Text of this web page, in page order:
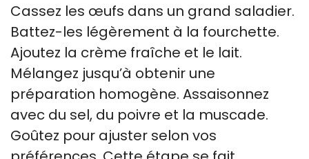
Cassez les œufs dans un grand saladier.
Battez-les légèrement à la fourchette.
Ajoutez la crème fraîche et le lait.
Mélangez jusqu’à obtenir une
préparation homogène. Assaisonnez
avec du sel, du poivre et la muscade.
Goûtez pour ajuster selon vos